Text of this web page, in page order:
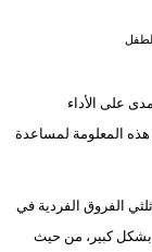
على الأداء
المعلومة لمساعدة
الفروق الفردية في
بشكل كبير، من حيث